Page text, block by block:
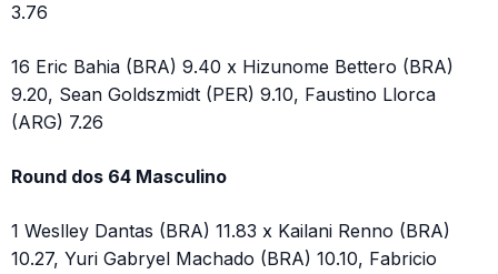
3.76
16 Eric Bahia (BRA) 9.40 x Hizunome Bettero (BRA)
9.20, Sean Goldszmidt (PER) 9.10, Faustino Llorca
(ARG) 7.26
Round dos 64 Masculino
1 Weslley Dantas (BRA) 11.83 x Kailani Renno (BRA)
10.27, Yuri Gabryel Machado (BRA) 10.10, Fabricio